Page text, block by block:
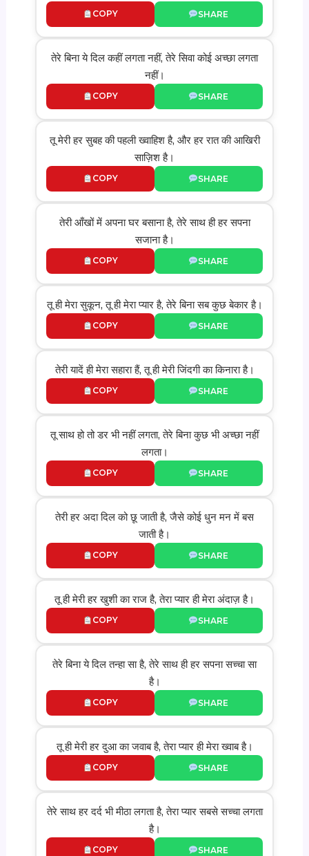
COPY SHARE
तेरे बिना ये दिल कहीं लगता नहीं, तेरे सिवा कोई अच्छा लगता
नहीं।
COPY SHARE
तू मेरी हर सुबह की पहली ख्वाहिश है, और हर रात की आखिरी
साज़िश है।
COPY SHARE
तेरी आँखों में अपना घर बसाना है, तेरे साथ ही हर सपना
सजाना है।
COPY SHARE
तू ही मेरा सुकून, तू ही मेरा प्यार है, तेरे बिना सब कुछ बेकार है।
COPY SHARE
तेरी यादें ही मेरा सहारा हैं, तू ही मेरी जिंदगी का किनारा है।
COPY SHARE
तू साथ हो तो डर भी नहीं लगता, तेरे बिना कुछ भी अच्छा नहीं
लगता।
COPY SHARE
तेरी हर अदा दिल को छू जाती है, जैसे कोई धुन मन में बस
जाती है।
COPY SHARE
तू ही मेरी हर खुशी का राज है, तेरा प्यार ही मेरा अंदाज़ है।
COPY SHARE
तेरे बिना ये दिल तन्हा सा है, तेरे साथ ही हर सपना सच्चा सा
है।
COPY SHARE
तू ही मेरी हर दुआ का जवाब है, तेरा प्यार ही मेरा ख्वाब है।
COPY SHARE
तेरे साथ हर दर्द भी मीठा लगता है, तेरा प्यार सबसे सच्चा लगता
है।
COPY SHARE